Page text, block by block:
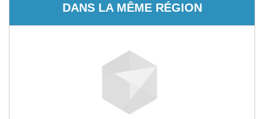
DANS LA MÊME RÉGION